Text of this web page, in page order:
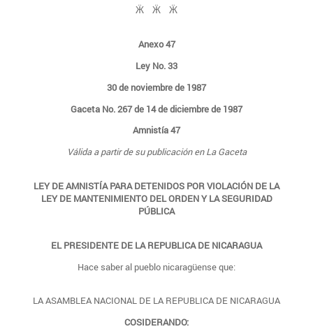
Ӝ Ӝ Ӝ
Anexo 47
Ley No. 33
30 de noviembre de 1987
Gaceta No. 267 de 14 de diciembre de 1987
Amnistía 47
Válida a partir de su publicación en La Gaceta
LEY DE AMNISTÍA PARA DETENIDOS POR VIOLACIÓN DE LA
LEY DE MANTENIMIENTO DEL ORDEN Y LA SEGURIDAD
PÚBLICA
EL PRESIDENTE DE LA REPUBLICA DE NICARAGUA
Hace saber al pueblo nicaragüense que:
LA ASAMBLEA NACIONAL DE LA REPUBLICA DE NICARAGUA
COSIDERANDO: